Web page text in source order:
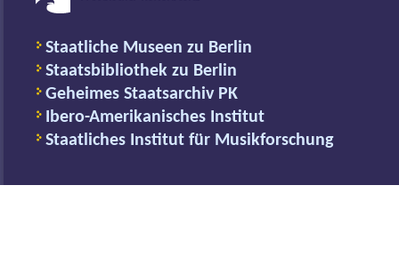
Staatliche Museen zu Berlin
Staatsbibliothek zu Berlin
Geheimes Staatsarchiv PK
Ibero-Amerikanisches Institut
Staatliches Institut für Musikforschung